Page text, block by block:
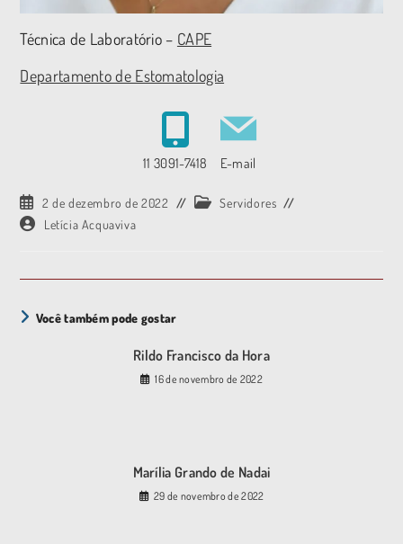
Técnica de Laboratório – CAPE
Departamento de Estomatologia
11 3091-7418 E-mail
2 de dezembro de 2022
Servidores
Letícia Acquaviva
Você também pode gostar
Rildo Francisco da Hora
16 de novembro de 2022
Marília Grando de Nadai
29 de novembro de 2022